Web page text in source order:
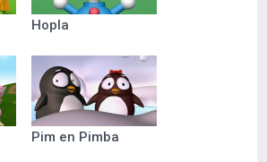
Hopla
Pim en Pimba